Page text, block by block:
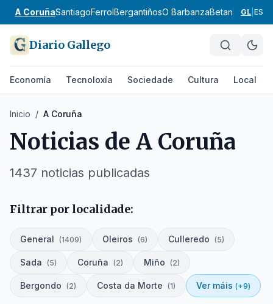
A CoruñaSantiagoFerrolBergantiñosO BarbanzaBetanzosOrdes
GL ES
Diario Gallego
Economía Tecnoloxía Sociedade Cultura Local
Inicio / A Coruña
Noticias de A Coruña
1437 noticias publicadas
Filtrar por localidade:
General (1409) Oleiros (6) Culleredo (5)
Sada (5) Coruña (2) Miño (2)
Bergondo (2) Costa da Morte (1) Ver máis (+9)